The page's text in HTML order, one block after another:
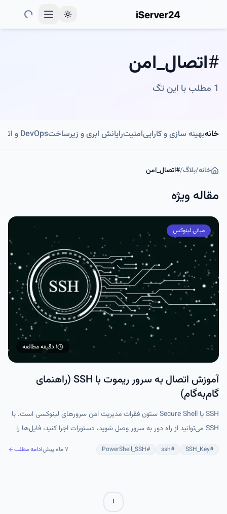
Toggle theme
#اتصال_امن
1 مطلب با این تگ
خانهبهینه سازی و کاراییامنیترایانش ابری و زیرساختDevOps و اتوماسیون
خانه/بلاگ/
#اتصال_امن
مقاله ویژه
مبانی لینوکس
۱ دقیقه مطالعه
آموزش اتصال به سرور ریموت با SSH (راهنمای
گام‌به‌گام)
SSH یا Secure Shell ستون فقرات مدیریت امن سرورهای لینوکسی است. با
SSH می‌توانید از راه دور به سرور وصل شوید، دستورات اجرا کنید، فایل‌ها را
#
SSH_Key
#
ssh
#
PowerShell_SSH ۷ ماه پیش ادامه مطلب
۱